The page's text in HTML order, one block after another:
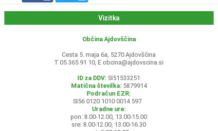
Vizitka
Občina Ajdovščina
Cesta 5. maja 6a, 5270 Ajdovščina
T 05 365 91 10, E obcina@ajdovscina.si
ID za DDV: SI51533251
Matična številka: 5879914
Podračun EZR:
SI56 0120 1010 0014 597
Uradne ure:
pon: 8.00-12.00, 13.00-15.00
sre: 8.00-12.00, 13.00-16.30